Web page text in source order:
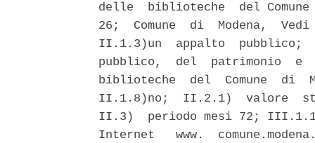
delle  biblioteche  del
26;  Comune  di  Modena,
II.1.3)un  appalto  pubblico;
pubblico,  del  patrimonio
biblioteche  del  Comune  di
II.1.8)no;  II.2.1)  valore
II.3)  periodo mesi 72;
Internet   www.